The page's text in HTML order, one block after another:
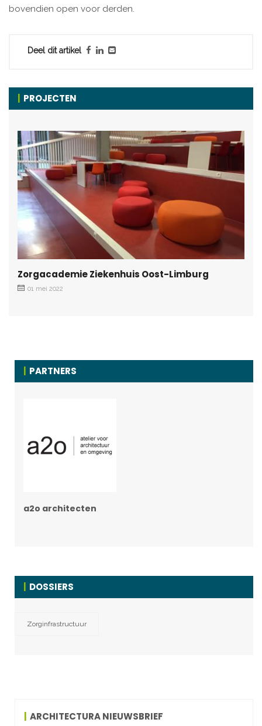
bovendien open voor derden.
Deel dit artikel
PROJECTEN
Zorgacademie Ziekenhuis Oost-Limburg
01 mei 2022
PARTNERS
a2o architecten
DOSSIERS
Zorginfrastructuur
ARCHITECTURA NIEUWSBRIEF